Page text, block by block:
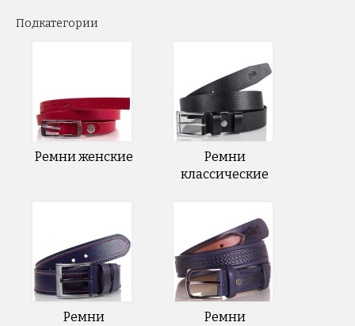
Подкатегории
Ремни женские
Ремни
классические
Ремни
Ремни